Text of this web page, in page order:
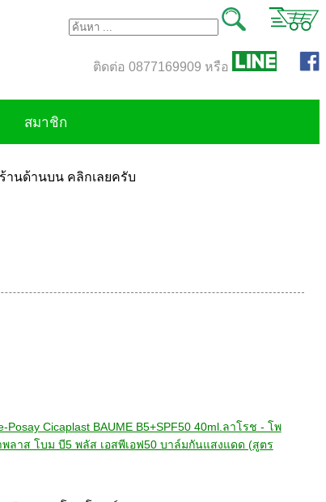
ติดต่อ 0877169909 หรือ
สมาชิก
านด้านบน คลิกเลยครับ
Posay Cicaplast BAUME B5+SPF50 40ml.ลาโรช - โพ
พลาส โบม บี5 พลัส เอสพีเอฟ50 บาล์มกันแสงแดด (สูตร